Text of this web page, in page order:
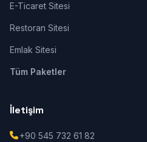
E-Ticaret Sitesi
Restoran Sitesi
Emlak Sitesi
Tüm Paketler
İletişim
+90 545 732 61 82